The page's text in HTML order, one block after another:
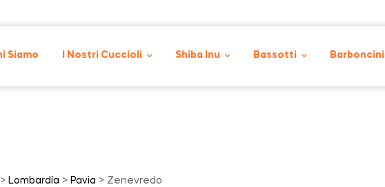
Siamo I Nostri Cuccioli Shiba Inu Bassotti Barboncini
> Lombardía > Pavia > Zenevredo